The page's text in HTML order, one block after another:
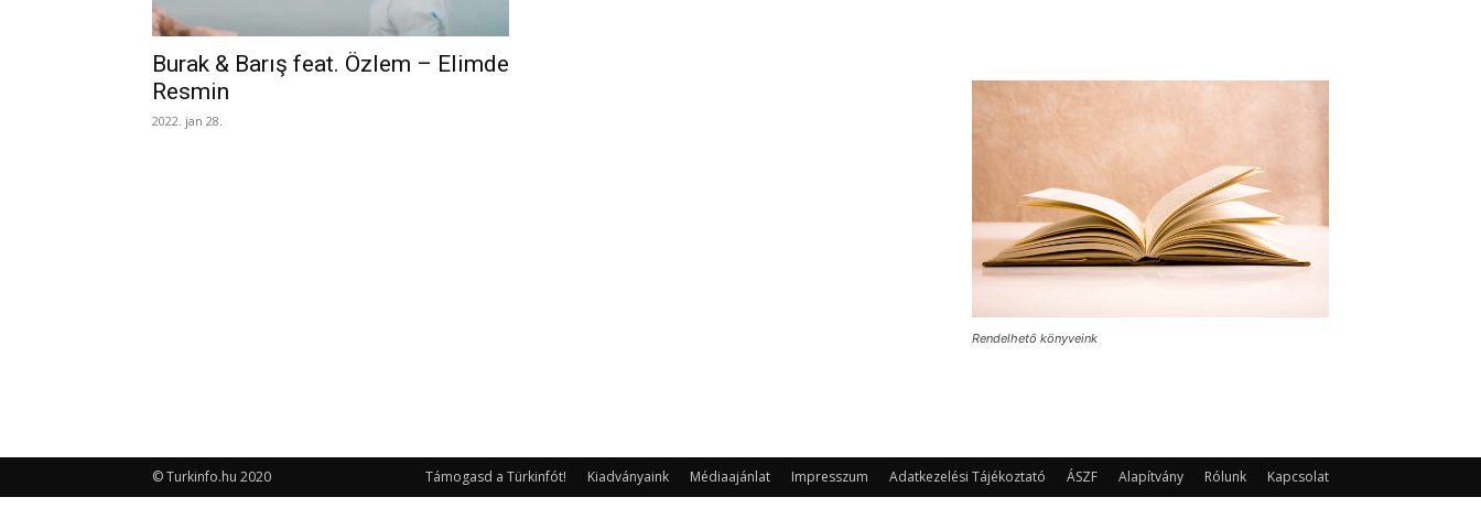
Burak & Barış feat. Özlem – Elimde
Resmin
2022. jan 28.
Rendelhető könyveink
Támogasd a Türkinfót! Kiadványaink Médiaajánlat Impresszum Adatkezelési Tájékoztató ÁSZF Alapítvány Rólunk Kapcsolat
© Turkinfo.hu 2020